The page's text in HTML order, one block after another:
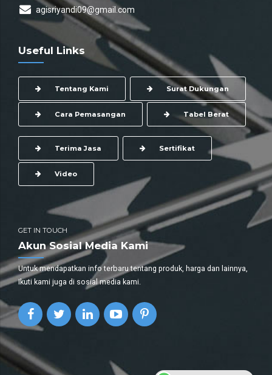
agisriyandi09@gmail.com
Useful Links
Tentang Kami Surat Dukungan
Cara Pemasangan Tabel Berat
Terima Jasa Sertifikat
Video
GET IN TOUCH
Akun Sosial Media Kami
Untuk mendapatkan info terbaru tentang produk, harga dan lainnya,
Ikuti kami juga di sosial media kami.